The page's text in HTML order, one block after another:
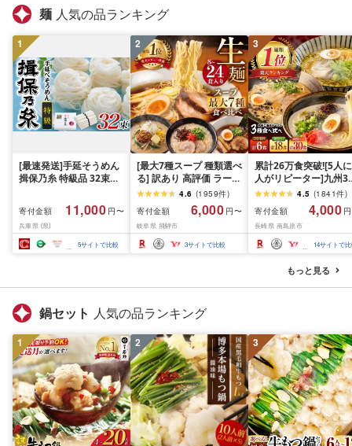
麺 人気の品ランキング
1
[最速発送]手延そうめん
揖保乃糸 特級品 32束
保乃糸 手延べそうめん
にゅうめん にゅう麺 麺
のし ギフト お歳暮
寄付金額 11,000 円〜
兵庫県 (県)
5サイトで比較
2
[最大7種スープ 種類選べ
る] 訳あり 高評価 ラーメ
ン 食べ比べ セット 簡易
包装 高山 24食 岐阜 飛騨
市 老田屋 時短 保存食 常
温 訳アリ 福袋 規格外 訳
アリ キャンプ 詰め合わ
せ 豚骨 醤油 塩 味噌
4.6 (1959件)
寄付金額
6,000 円〜
岐阜県 飛騨市
3サイトで比較
3
累計26万食突破![5人
人がリピーター]九州3
の味 ラーメン / 楽天
選べる内容量 ラーメン
らーめん 豚骨 豚骨ラ
メン とんこつラーメン
あごだし 熊本 食べ比
小分け 簡易包装 訳あ
南島原市 / ふるせ
4.5 (1841件)
寄付金額
4,000
長崎県 南島原市
14サイトで
もっと見る
鍋セット 人気の品ランキング
1 2 3